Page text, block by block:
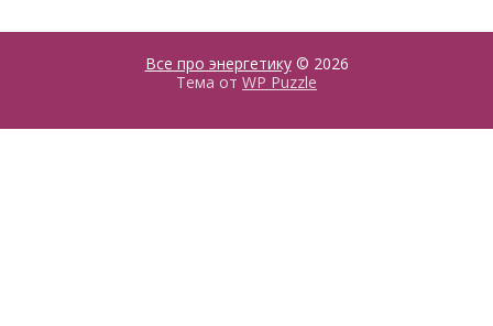
Все про энергетику© 2026
Тема от WP Puzzle